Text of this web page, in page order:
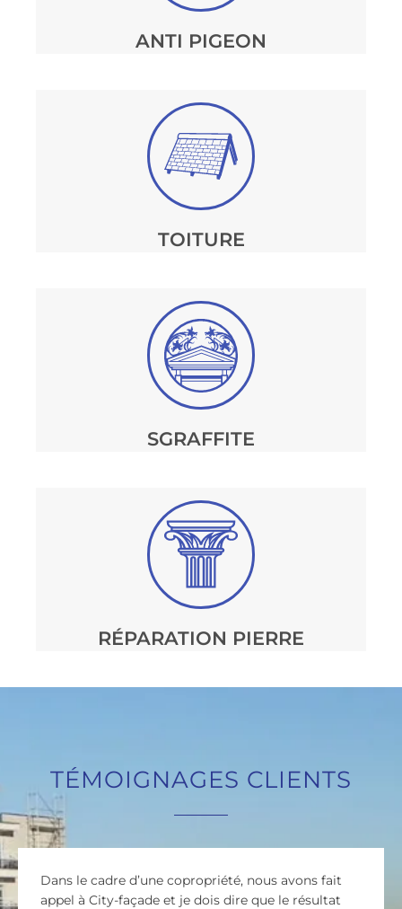
ANTI PIGEON
TOITURE
SGRAFFITE
RÉPARATION PIERRE
TÉMOIGNAGES CLIENTS
Dans le cadre d’une copropriété, nous avons fait
appel à City-façade et je dois dire que le résultat